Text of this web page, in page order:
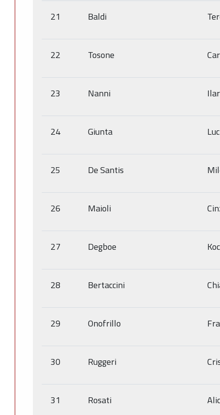
21 Baldi
22 Tosone
23 Nanni
24 Giunta
25 De Santis
26 Maioli
27 Degboe
28 Bertaccini
29 Onofrillo
30 Ruggeri
31 Rosati